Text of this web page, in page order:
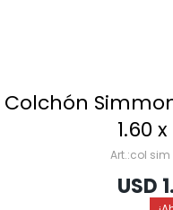
Colchón
1.60
col sim
USD